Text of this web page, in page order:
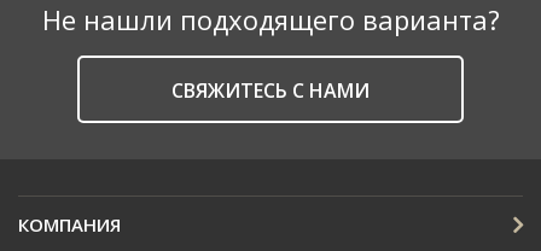
Не нашли подходящего варианта?
CВЯЖИТЕСЬ С НАМИ
КОМПАНИЯ